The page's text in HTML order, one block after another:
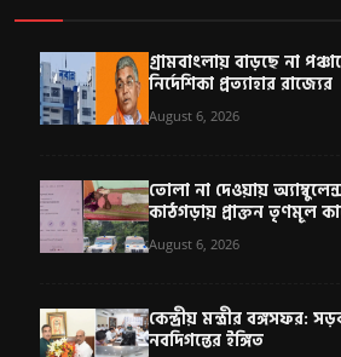
গ্রামবাংলায় বাড়ছে না
নির্দেশিকা প্রত্যাহার রাজ্যের
August 6, 2026
তোলা না দেওয়ায়
কাঠগড়ায় প্রাক্তন তৃণমূল
August 6, 2026
কেন্দ্রীয় মন্ত্রীর বঙ্গসফর:
নবদিগন্তের ইঙ্গিত